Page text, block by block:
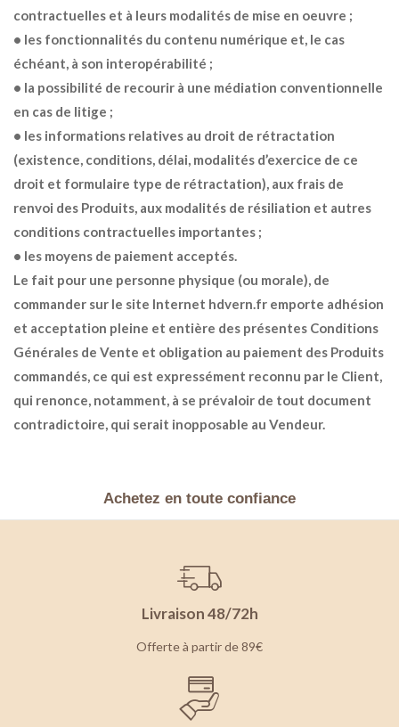
contractuelles et à leurs modalités de mise en oeuvre ;
• les fonctionnalités du contenu numérique et, le cas
échéant, à son interopérabilité ;
• la possibilité de recourir à une médiation conventionnelle
en cas de litige ;
• les informations relatives au droit de rétractation
(existence, conditions, délai, modalités d’exercice de ce
droit et formulaire type de rétractation), aux frais de
renvoi des Produits, aux modalités de résiliation et autres
conditions contractuelles importantes ;
• les moyens de paiement acceptés.
Le fait pour une personne physique (ou morale), de
commander sur le site Internet hdvern.fr emporte adhésion
et acceptation pleine et entière des présentes Conditions
Générales de Vente et obligation au paiement des Produits
commandés, ce qui est expressément reconnu par le Client,
qui renonce, notamment, à se prévaloir de tout document
contradictoire, qui serait inopposable au Vendeur.
Achetez en toute confiance
Livraison 48/72h
Offerte à partir de 89€